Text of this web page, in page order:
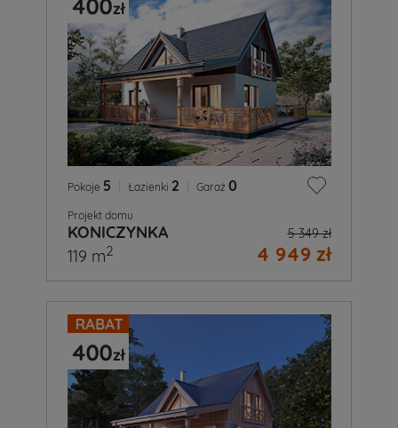
Pokoje 5 Łazienki 2 Garaż 0
Projekt domu
KONICZYNKA 5 349 zł
4 949 zł
119 m2